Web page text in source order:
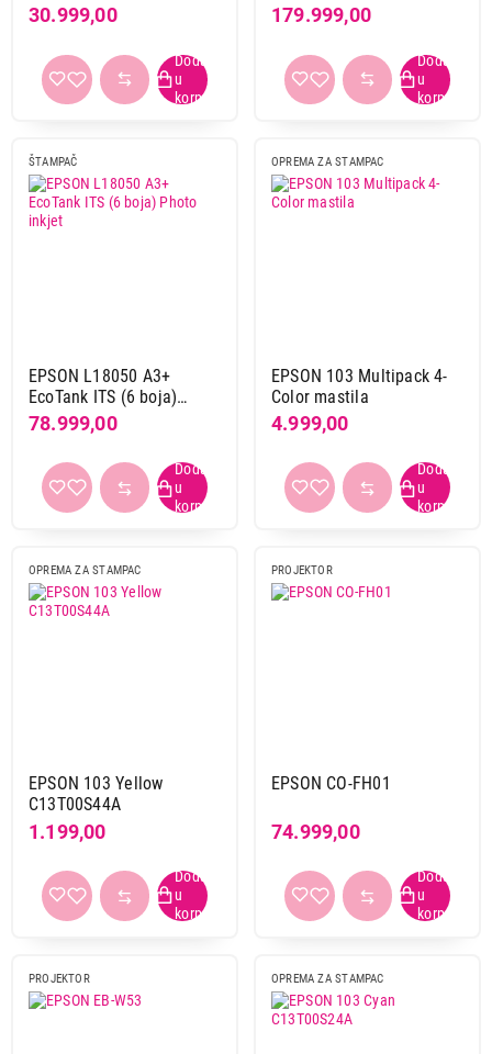
30.999,00 179.999,00
ŠTAMPAČ
EPSON L18050 A3+
EcoTank ITS (6 boja)
Photo inkjet
78.999,00
OPREMA ZA STAMPAC
EPSON 103 Multipack 4-
Color mastila
4.999,00
OPREMA ZA STAMPAC
EPSON 103 Yellow
C13T00S44A
1.199,00
PROJEKTOR
EPSON CO-FH01
74.999,00
PROJEKTOR OPREMA ZA STAMPAC